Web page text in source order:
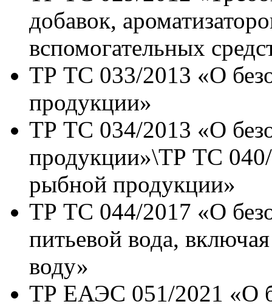
добавок,
вспомогательных
ТР ТС 033/2013 «О
продукции»
ТР ТС 034/2013 «О
продукции»\ТР ТС
рыбной продукции»
ТР ТС 044/2017 «О
питьевой вода,
воду»
ТР ЕАЭС 051/2021 «О